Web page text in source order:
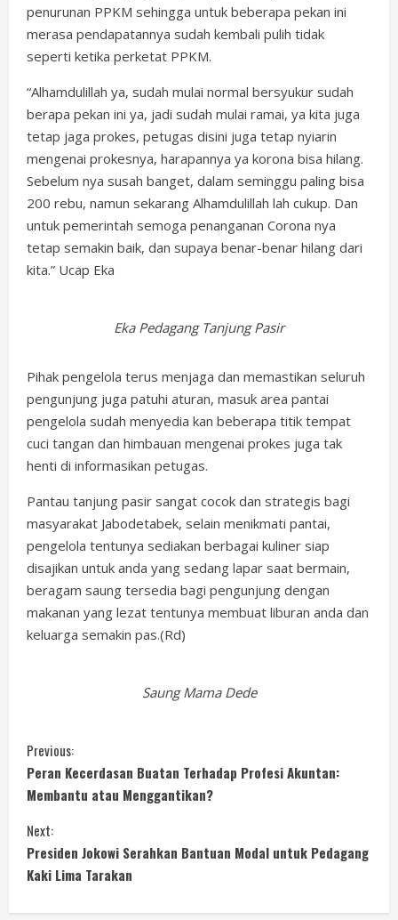
penurunan PPKM sehingga untuk beberapa pekan ini
merasa pendapatannya sudah kembali pulih tidak
seperti ketika perketat PPKM.
“Alhamdulillah ya, sudah mulai normal bersyukur sudah
berapa pekan ini ya, jadi sudah mulai ramai, ya kita juga
tetap jaga prokes, petugas disini juga tetap nyiarin
mengenai prokesnya, harapannya ya korona bisa hilang.
Sebelum nya susah banget, dalam seminggu paling bisa
200 rebu, namun sekarang Alhamdulillah lah cukup. Dan
untuk pemerintah semoga penanganan Corona nya
tetap semakin baik, dan supaya benar-benar hilang dari
kita.” Ucap Eka
Eka Pedagang Tanjung Pasir
Pihak pengelola terus menjaga dan memastikan seluruh
pengunjung juga patuhi aturan, masuk area pantai
pengelola sudah menyedia kan beberapa titik tempat
cuci tangan dan himbauan mengenai prokes juga tak
henti di informasikan petugas.
Pantau tanjung pasir sangat cocok dan strategis bagi
masyarakat Jabodetabek, selain menikmati pantai,
pengelola tentunya sediakan berbagai kuliner siap
disajikan untuk anda yang sedang lapar saat bermain,
beragam saung tersedia bagi pengunjung dengan
makanan yang lezat tentunya membuat liburan anda dan
keluarga semakin pas.(Rd)
Saung Mama Dede
C
o
n
t
i
Previous:
Peran Kecerdasan Buatan Terhadap Profesi Akuntan:
Membantu atau Menggantikan?
Next:
Presiden Jokowi Serahkan Bantuan Modal untuk Pedagang
Kaki Lima Tarakan